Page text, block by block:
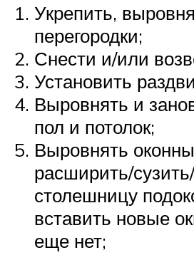
Укрепить,
перегородки;
Снести и/или
Установить
Выровнять и
пол и потолок;
Выровнять
расширить/
столешницу
вставить новые
еще нет;